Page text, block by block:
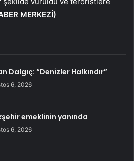
MERKEZİ)
Dalgıç: “Denizler Halkındır”
6, 2026
emeklinin yanında
6, 2026